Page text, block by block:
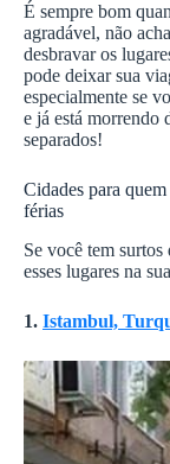
É sempre bom
agradável, não
desbravar os
pode deixar sua
especialmente se
e já está morrendo
separados!
Cidades para
férias
Se você tem
esses lugares na
1. Istambul,